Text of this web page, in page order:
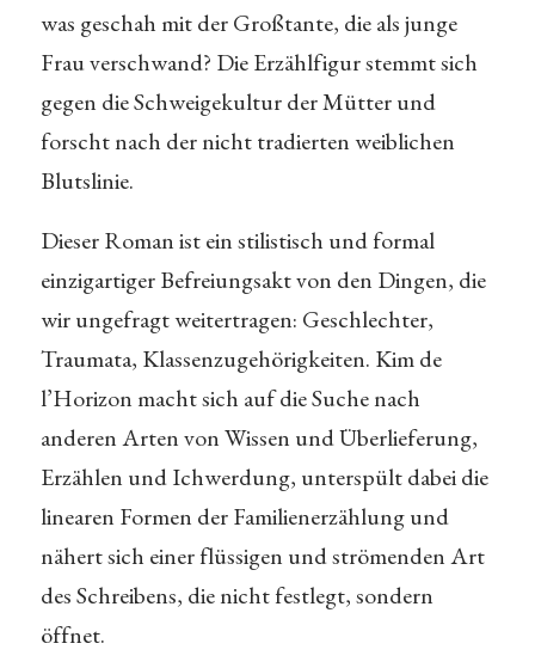
was geschah mit der Großtante, die als junge
Frau verschwand? Die Erzählfigur stemmt sich
gegen die Schweigekultur der Mütter und
forscht nach der nicht tradierten weiblichen
Blutslinie.
Dieser Roman ist ein stilistisch und formal
einzigartiger Befreiungsakt von den Dingen, die
wir ungefragt weitertragen: Geschlechter,
Traumata, Klassenzugehörigkeiten. Kim de
l’Horizon macht sich auf die Suche nach
anderen Arten von Wissen und Überlieferung,
Erzählen und Ichwerdung, unterspült dabei die
linearen Formen der Familienerzählung und
nähert sich einer flüssigen und strömenden Art
des Schreibens, die nicht festlegt, sondern
öffnet.